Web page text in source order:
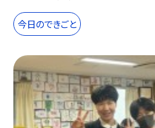
今日のできごと